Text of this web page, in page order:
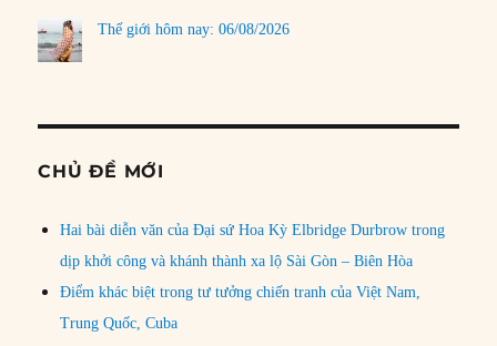
Thế giới hôm nay: 06/08/2026
CHỦ ĐỀ MỚI
Hai bài diễn văn của Đại sứ Hoa Kỳ Elbridge Durbrow trong
dịp khởi công và khánh thành xa lộ Sài Gòn – Biên Hòa
Điểm khác biệt trong tư tưởng chiến tranh của Việt Nam,
Trung Quốc, Cuba